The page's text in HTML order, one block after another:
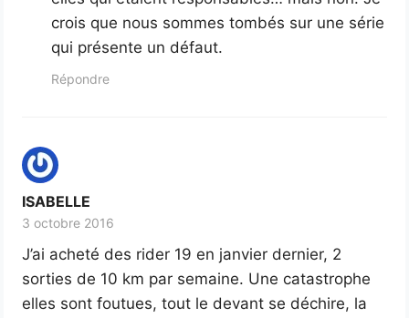
crois que nous sommes tombés sur une série
qui présente un défaut.
Répondre
ISABELLE
3 octobre 2016
J’ai acheté des rider 19 en janvier dernier, 2
sorties de 10 km par semaine. Une catastrophe
elles sont foutues, tout le devant se déchire, la